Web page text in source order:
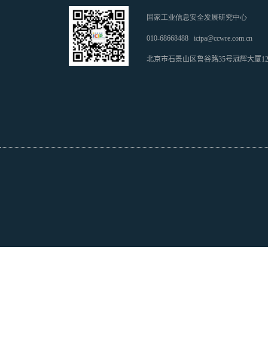
国家工业信息安全发展研究中心
010-68668488 icipa@ccwre.com.cn
北京市石景山区鲁谷路35号冠辉大厦